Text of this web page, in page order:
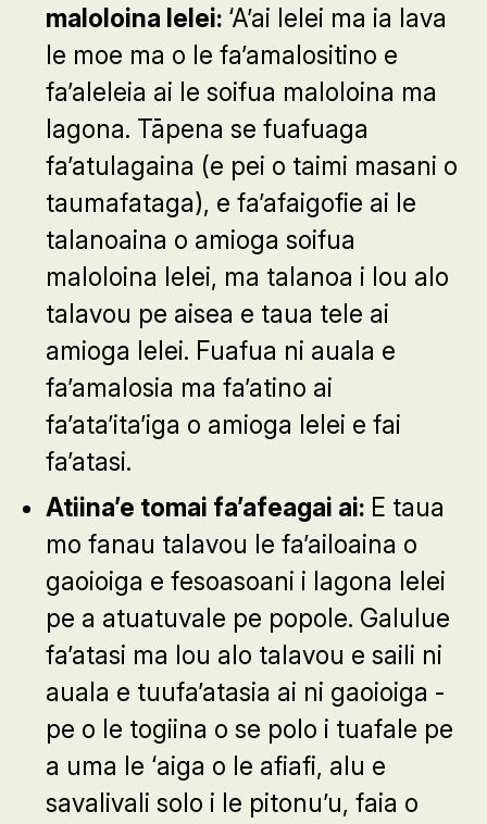
maloloina lelei: ‘A’ai lelei ma ia lava
le moe ma o le fa’amalositino e
fa’aleleia ai le soifua maloloina ma
lagona. Tāpena se fuafuaga
fa’atulagaina (e pei o taimi masani o
taumafataga), e fa’afaigofie ai le
talanoaina o amioga soifua
maloloina lelei, ma talanoa i lou alo
talavou pe aisea e taua tele ai
amioga lelei. Fuafua ni auala e
fa’amalosia ma fa’atino ai
fa’ata’ita’iga o amioga lelei e fai
fa’atasi.
Atiina’e tomai fa’afeagai ai: E taua
mo fanau talavou le fa’ailoaina o
gaoioiga e fesoasoani i lagona lelei
pe a atuatuvale pe popole. Galulue
fa’atasi ma lou alo talavou e saili ni
auala e tuufa’atasia ai ni gaoioiga -
pe o le togiina o se polo i tuafale pe
a uma le ‘aiga o le afiafi, alu e
savalivali solo i le pitonu’u, faia o